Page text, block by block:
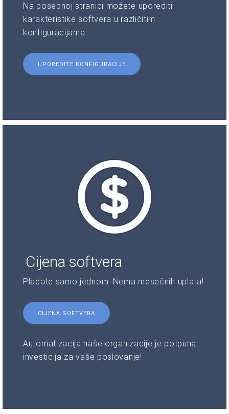
Na posebnoj stranici možete uporediti
karakteristike softvera u različitim
konfiguracijama.
UPOREDITE KONFIGURACIJE
Cijena softvera
Plaćate samo jednom. Nema mesečnih uplata!
CIJENA SOFTVERA
Automatizacija naše organizacije je potpuna
investicija za vaše poslovanje!